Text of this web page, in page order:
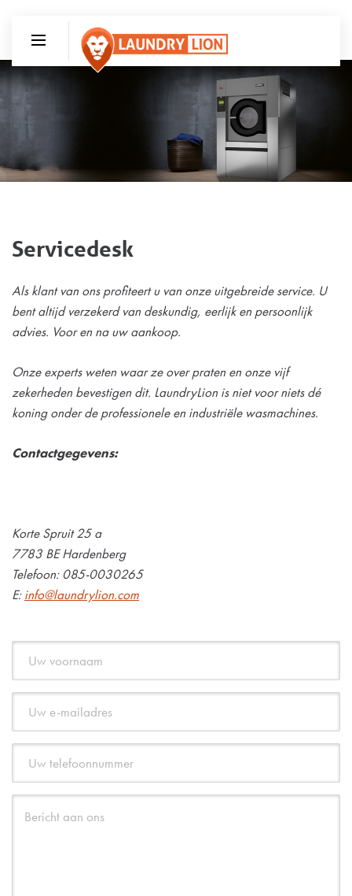
Servicedesk
Als klant van ons profiteert u van onze uitgebreide service. U
bent altijd verzekerd van deskundig, eerlijk en persoonlijk
advies. Voor en na uw aankoop.
Onze experts weten waar ze over praten en onze vijf
zekerheden bevestigen dit. LaundryLion is niet voor niets dé
koning onder de professionele en industriële wasmachines.
Contactgegevens:
Korte Spruit 25 a
7783 BE Hardenberg
Telefoon: 085-0030265
E:info@laundrylion.com